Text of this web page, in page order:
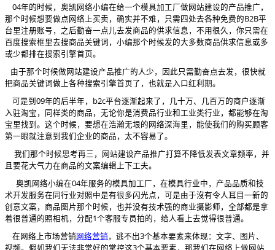
04年的时候，奥凯网络小编在给一个模具加工厂做网站建设的产品推广，
那个时候想要做点网络上买卖，确实并不难，只需四处去各种免费的B2B平
台里注册账号，之后勤奋一点儿去发商品的供求信息，不用很久，你只需在
百度搜索框里去搜商品关键词，小编那个时候发的大多数商品供求信息或多
或少都排在搜索引擎首页。
由于那个时候做网站建设产品推广的人少，因此只需勤奋点去发，很快就
把商品关键词做上各种搜索引擎首页了，也就是入口红利期。
可是到09年的后半年，b2c平台逐渐起来了，几十万、几百万的商户逐渐
入驻淘宝，同样类的商品，无论你是消费品行业和工业类行业，都能够在淘
宝里找到。这个时候，要想在浩瀚无垠的网络深海里，能使我们的购买顾客
第一眼就注意到我们企业的商品，太不容易了。
我们那个时候思考再三，网站建设产品推广打算不降低发表文章频率，并
且要花大气力在商品的文案编辑上下工夫。
奥凯网络小编在04年服务的模具加工厂，在模具行业中，产品品质和技
术开发服务在同行业对照中是有很多闪光点，可是由于沒有令人耳目一新的
创意文案，商品图片那个时候，也并没有技术强的商业摄影师，全部都是拿
着很普通的照相机，分配1个客服专员拍的，给人看上去觉得很普通。
在网络上市场营销 网络营销 ，逃不出3个基本要素来体现：文字、图片、
视频。假如我们无法非常好的掌控这3个基本要素，那我们在网络上做网站